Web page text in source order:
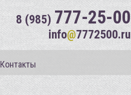
8 (985) 777-25-00
info@7772500.ru
Контакты